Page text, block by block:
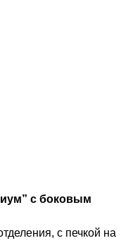
с боковым
с печкой на